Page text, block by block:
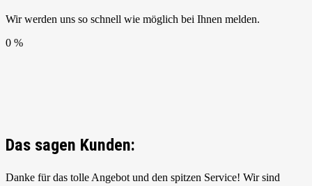
Wir werden uns so schnell wie möglich bei Ihnen melden.
0 %
Das sagen Kunden:
Danke für das tolle Angebot und den spitzen Service! Wir sind